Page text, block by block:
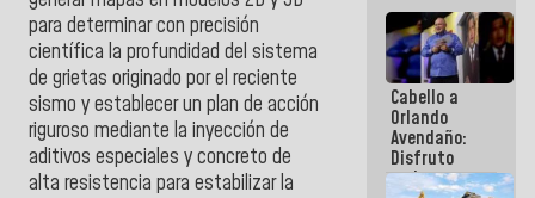
para determinar con precisión
científica la profundidad del sistema
de grietas originado por el reciente
sismo y establecer un plan de acción
riguroso mediante la inyección de
aditivos especiales y concreto de
alta resistencia para estabilizar la
Cabello a
Orlando
Avendaño:
Disfruto
cada vez